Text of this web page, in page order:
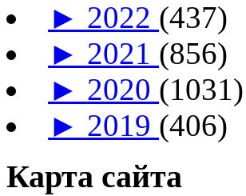
► 2022 (437)
► 2021 (856)
► 2020 (1031)
► 2019 (406)
Карта сайта